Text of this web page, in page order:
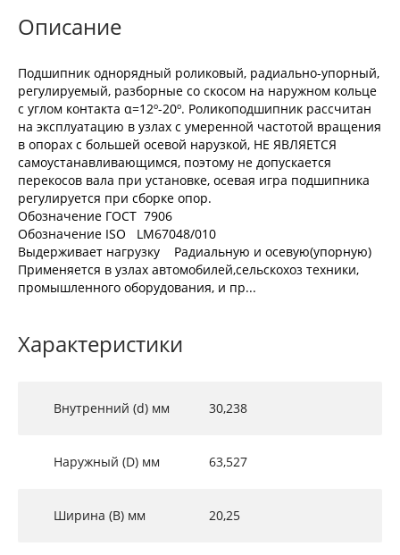
Описание
Подшипник однорядный роликовый, радиально-упорный,
регулируемый, разборные со скосом на наружном кольце
с углом контакта α=12º-20º. Роликоподшипник рассчитан
на эксплуатацию в узлах с умеренной частотой вращения
в опорах с большей осевой нарузкой, НЕ ЯВЛЯЕТСЯ
самоустанавливающимся, поэтому не допускается
перекосов вала при установке, осевая игра подшипника
регулируется при сборке опор.
Обозначение ГОСТ 7906
Обозначение ISO LM67048/010
Выдерживает нагрузку Радиальную и осевую(упорную)
Применяется в узлах автомобилей,сельскохоз техники,
промышленного оборудования, и пр...
Характеристики
Внутренний (d) мм 30,238
Наружный (D) мм 63,527
Ширина (B) мм 20,25